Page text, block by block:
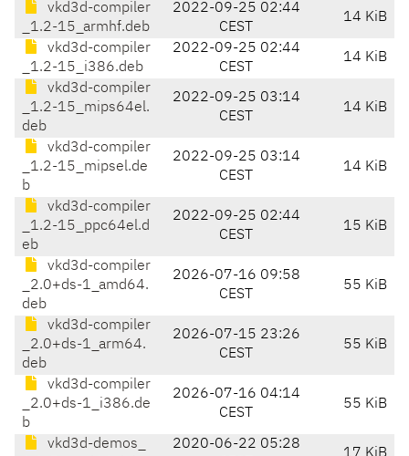
vkd3d-compiler
_1.2-15_armhf.deb
2022-09-25 02:44
CEST
14 KiB
vkd3d-compiler
_1.2-15_i386.deb
2022-09-25 02:44
CEST
14 KiB
vkd3d-compiler
_1.2-15_mips64el.
deb
2022-09-25 03:14
CEST
14 KiB
vkd3d-compiler
_1.2-15_mipsel.de
b
2022-09-25 03:14
CEST
14 KiB
vkd3d-compiler
_1.2-15_ppc64el.d
eb
2022-09-25 02:44
CEST
15 KiB
vkd3d-compiler
_2.0+ds-1_amd64.
deb
2026-07-16 09:58
CEST
55 KiB
vkd3d-compiler
_2.0+ds-1_arm64.
deb
2026-07-15 23:26
CEST
55 KiB
vkd3d-compiler
_2.0+ds-1_i386.de
b
2026-07-16 04:14
CEST
55 KiB
vkd3d-demos_
2020-06-22 05:28